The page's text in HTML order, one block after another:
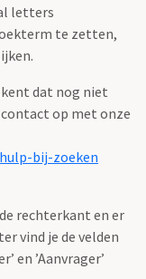
letters
te zetten,
dat nog niet
op met onze
bij-zoeken
rechterkant en er
vind je de velden
en ’Aanvrager’